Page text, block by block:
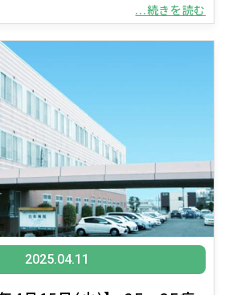
...続きを読む
2025.04.11